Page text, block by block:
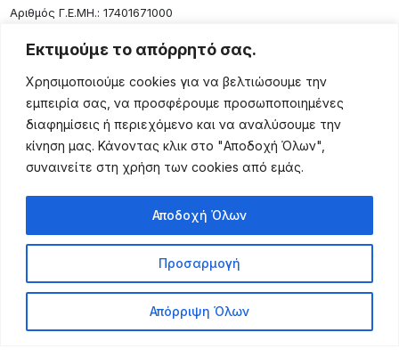
Εκτιμούμε το απόρρητό σας.
Χρησιμοποιούμε cookies για να βελτιώσουμε την
εμπειρία σας, να προσφέρουμε προσωποποιημένες
διαφημίσεις ή περιεχόμενο και να αναλύσουμε την
κίνηση μας. Κάνοντας κλικ στο "Αποδοχή Όλων",
συναινείτε στη χρήση των cookies από εμάς.
Προσαρμογή
Απόρριψη Όλων
Αποδοχή Όλων
Aριθμός Γ.Ε.ΜΗ.: 17401671000
Επικοινωνία
Ρόδου 133, Αθήνα 10443
(+30) 211 725 5427
sales@lightingexpert.gr
Χρήσιμες Σελίδες
Προϊόντα
Τρόποι Αποστολής